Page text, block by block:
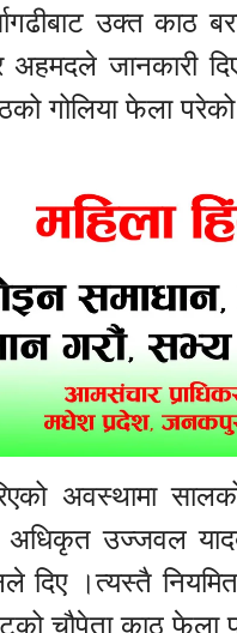
उक्त काठ
जानकारी दिए
गोलिया फेला परेको
अवस्थामा
अधिकृत उज्जवल
दिए ।त्यस्तै
चौपेता काठ फेला